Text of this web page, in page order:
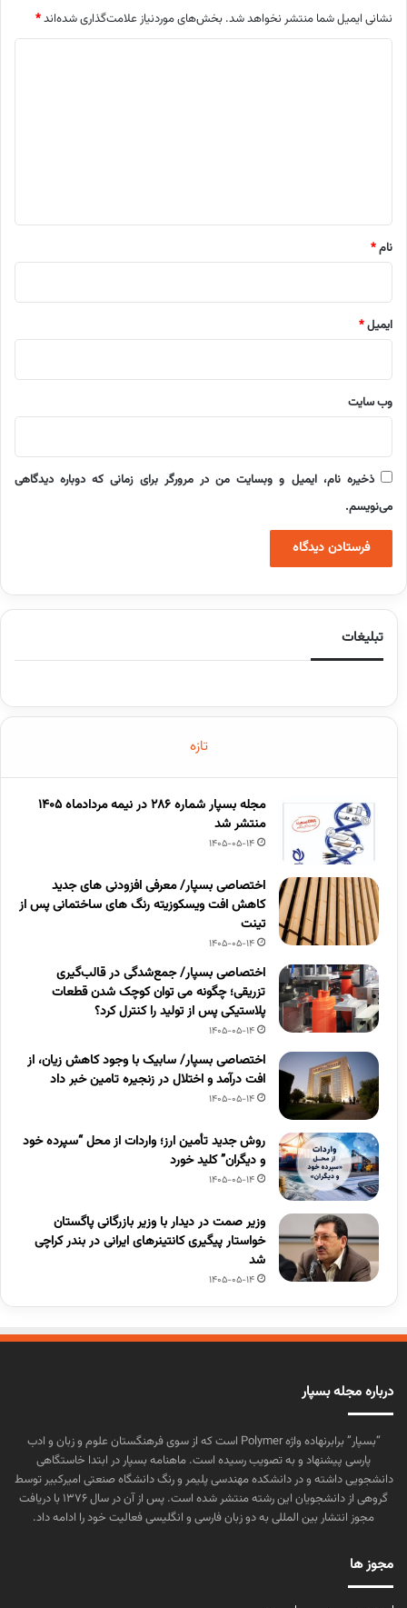
نشانی ایمیل شما منتشر نخواهد شد. بخش‌های موردنیاز علامت‌گذاری شده‌اند*
نام*
ایمیل*
وب‌ سایت
ذخیره نام، ایمیل و وبسایت من در مرورگر برای زمانی که دوباره دیدگاهی
می‌نویسم.
تبلیغات
تازه
مجله بسپار شماره 286 در نیمه مردادماه 1405
منتشر شد
1405-05-14
اختصاصی بسپار/ معرفی افزودنی های جدید
کاهش افت ویسکوزیته رنگ های ساختمانی پس از
تینت
1405-05-14
اختصاصی بسپار/ جمع‌شدگی در قالب‌گیری
تزریقی؛ چگونه می توان کوچک شدن قطعات
پلاستیکی پس از تولید را کنترل کرد؟
1405-05-14
اختصاصی بسپار/ سابیک با وجود کاهش زیان، از
افت درآمد و اختلال در زنجیره تامین خبر داد
1405-05-14
روش جدید تأمین ارز؛ واردات از محل “سپرده خود
و دیگران” کلید خورد
1405-05-14
وزیر صمت در دیدار با وزیر بازرگانی پاگستان
خواستار پیگیری کانتینرهای ایرانی در بندر کراچی
شد
1405-05-14
درباره مجله بسپار
“بسپار” برابرنهاده واژه Polymer است که از سوی فرهنگستان علوم و زبان و ادب
پارسی پیشنهاد و به تصویب رسیده است. ماهنامه بسپار در ابتدا خاستگاهی
دانشجویی داشته و در دانشکده مهندسی پلیمر و رنگ دانشگاه صنعتی امیرکبیر توسط
گروهی از دانشجویان این رشته منتشر شده است. پس از آن در سال ۱۳۷۶ با دریافت
مجوز انتشار بین المللی به دو زبان فارسی و انگلیسی فعالیت خود را ادامه داد.
مجوز ها